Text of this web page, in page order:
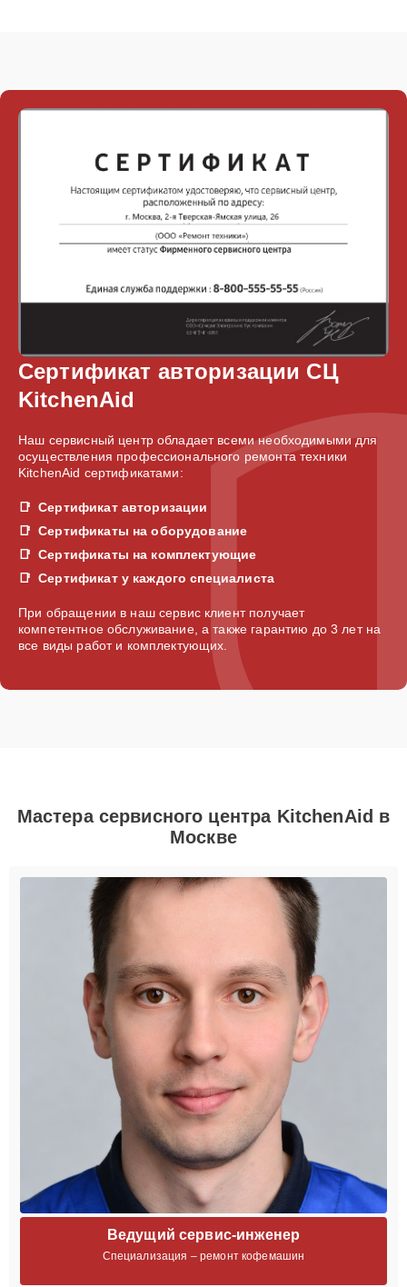
Сертификат авторизации СЦ
KitchenAid
Наш сервисный центр обладает всеми необходимыми для
осуществления профессионального ремонта техники
KitchenAid сертификатами:
Сертификат авторизации
Сертификаты на оборудование
Сертификаты на комплектующие
Сертификат у каждого специалиста
При обращении в наш сервис клиент получает
компетентное обслуживание, а также гарантию до 3 лет на
все виды работ и комплектующих.
Мастера сервисного центра KitchenAid в
Москве
Ведущий сервис-инженер
Специализация – ремонт кофемашин